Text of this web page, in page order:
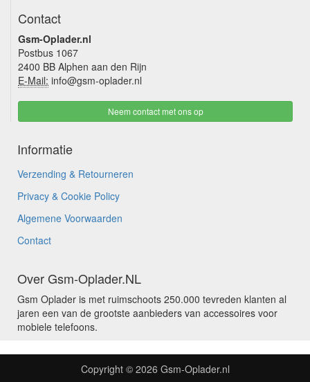
Contact
Gsm-Oplader.nl
Postbus 1067
2400 BB Alphen aan den Rijn
E-Mail: info@gsm-oplader.nl
Neem contact met ons op
Informatie
Verzending & Retourneren
Privacy & Cookie Policy
Algemene Voorwaarden
Contact
Over Gsm-Oplader.NL
Gsm Oplader is met ruimschoots 250.000 tevreden klanten al
jaren een van de grootste aanbieders van accessoires voor
mobiele telefoons.
Copyright © 2026 Gsm-Oplader.nl